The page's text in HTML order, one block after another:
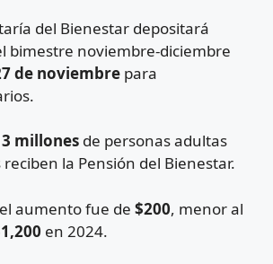
del Bienestar depositará
bimestre noviembre-diciembre
de noviembre para
millones de personas adultas
la Pensión del Bienestar.
el aumento fue de $200, menor al
en 2024.